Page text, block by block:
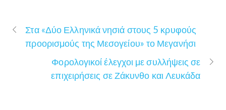
Στα «Δύο Ελληνικά νησιά στους 5 κρυφούς
προορισμούς της Μεσογείου» το Μεγανήσι
Φορολογικοί έλεγχοι με συλλήψεις σε
επιχειρήσεις σε Ζάκυνθο και Λευκάδα